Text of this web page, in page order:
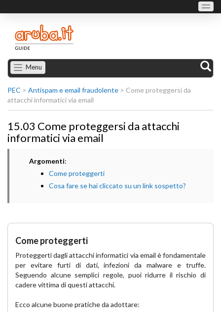
Menu
PEC > Antispam e email fraudolente > Come proteggersi da
attacchi informatici via email
15.03 Come proteggersi da attacchi
informatici via email
Argomenti:
Come proteggerti
Cosa fare se hai cliccato su un link sospetto?​
Come proteggerti
Proteggerti dagli attacchi informatici via email è fondamentale
per evitare furti di dati, infezioni da malware e truffe.
Seguendo alcune semplici regole, puoi ridurre il rischio di
cadere vittima di questi attacchi.
Ecco alcune buone pratiche da adottare: